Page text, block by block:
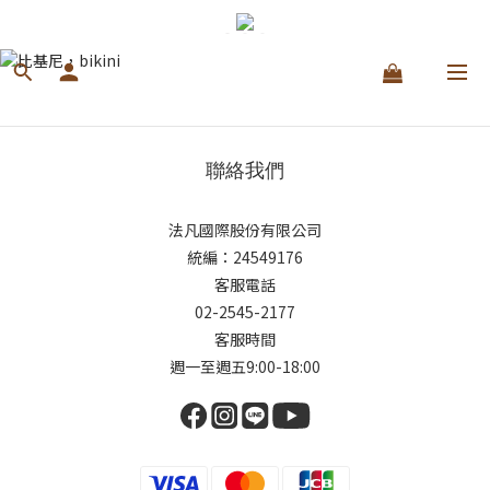
聯絡我們
法凡國際股份有限公司
統編：24549176
客服電話
02-2545-2177
客服時間
週一至週五9:00-18:00